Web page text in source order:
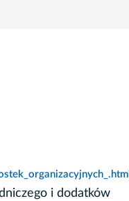
i dodatków